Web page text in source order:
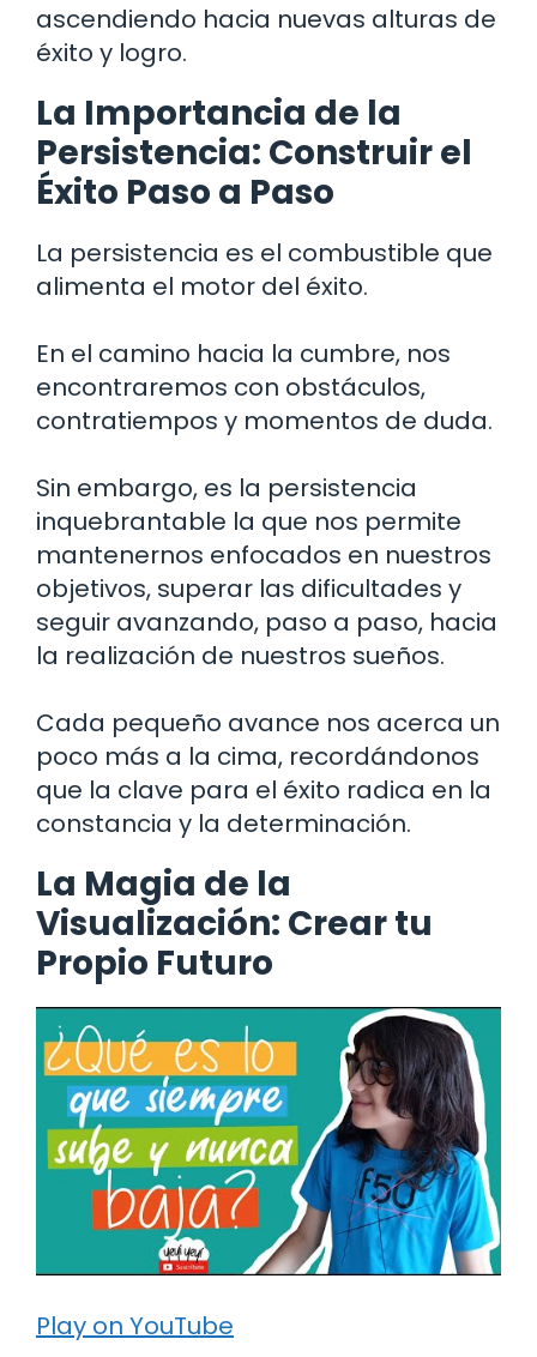
ascendiendo hacia nuevas alturas de
éxito y logro.
La Importancia de la
Persistencia: Construir el
Éxito Paso a Paso
La persistencia es el combustible que
alimenta el motor del éxito.
En el camino hacia la cumbre, nos
encontraremos con obstáculos,
contratiempos y momentos de duda.
Sin embargo, es la persistencia
inquebrantable la que nos permite
mantenernos enfocados en nuestros
objetivos, superar las dificultades y
seguir avanzando, paso a paso, hacia
la realización de nuestros sueños.
Cada pequeño avance nos acerca un
poco más a la cima, recordándonos
que la clave para el éxito radica en la
constancia y la determinación.
La Magia de la
Visualización: Crear tu
Propio Futuro
Play on YouTube